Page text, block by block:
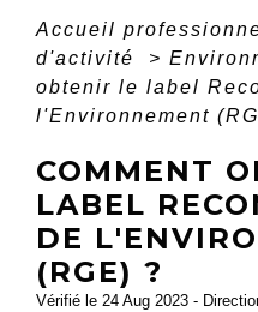
Accueil
d'activité
>
obtenir le label
l'Environnement
COMMENT
LABEL
DE
(RGE) ?
Vérifié le 24 Aug 2023 -